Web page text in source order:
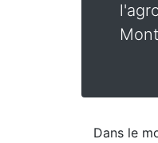
Dans le